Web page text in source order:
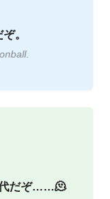
。
代だぞ……🫠